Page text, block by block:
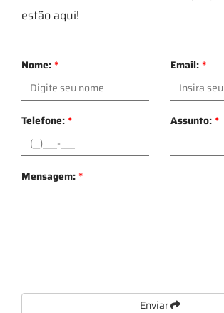
estão aqui!
Nome:* Email:*
Telefone:* Assunto:*
Mensagem:*
Enviar